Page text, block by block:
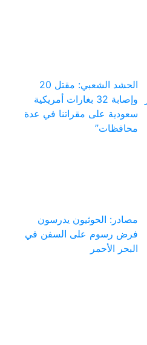
الحشد الشعبي: مقتل 20
وإصابة 32 بغارات أمريكية
سعودية على مقراتنا في عدة
محافظات”
مصادر: الحوثيون يدرسون
فرض رسوم على السفن في
البحر الأحمر